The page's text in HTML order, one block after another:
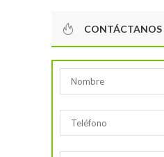
CONTÁCTANOS